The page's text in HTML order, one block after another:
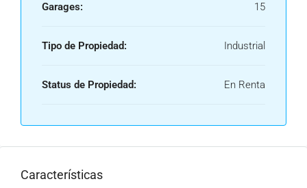
Garages: 15
Tipo de Propiedad: Industrial
Status de Propiedad: En Renta
Características